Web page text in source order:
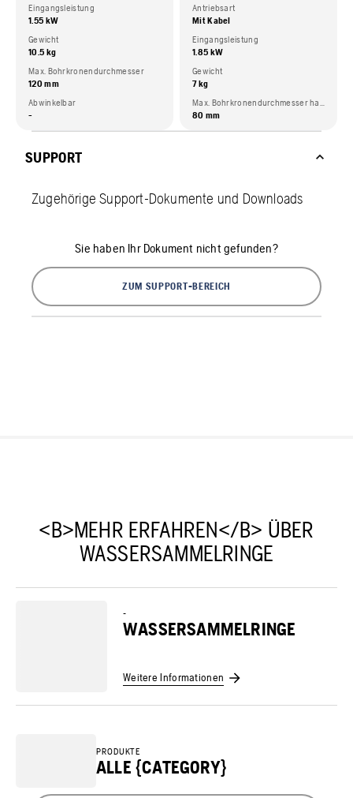
Eingangsleistung
1.55 kW
Gewicht
10.5 kg
Max. Bohrkronendurchmesser
120 mm
Abwinkelbar
-
Antriebsart
Mit Kabel
Eingangsleistung
1.85 kW
Gewicht
7 kg
Max. Bohrkronendurchmesser handgeführt
80 mm
SUPPORT
Zugehörige Support-Dokumente und Downloads
Sie haben Ihr Dokument nicht gefunden?
ZUM SUPPORT-BEREICH
<B>MEHR ERFAHREN</B> ÜBER
WASSERSAMMELRINGE
-
WASSERSAMMELRINGE
Weitere Informationen
PRODUKTE
ALLE {CATEGORY}